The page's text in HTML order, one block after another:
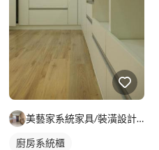
美藝家系統家具/裝潢設計/統包服務
廚房系統櫃